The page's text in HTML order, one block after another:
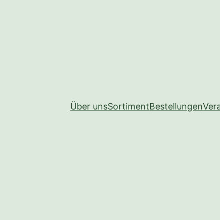
Über unsSortimentBestellungen